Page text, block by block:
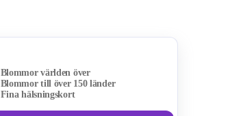
Blommor världen över
Blommor till över 150 länder
Fina hälsningskort